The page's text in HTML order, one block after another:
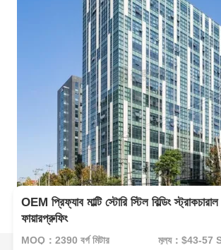
OEM প্রিফ্যাব মাল্টি স্টোরি স্টিল বিল্ডিং স্ট্রাকচারাল
ফায়ারপ্রুফিং
MOQ：2390 বর্গ মিটার